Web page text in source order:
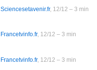
Sciencesetavenir.fr, 12/12 – 3 min
Francetvinfo.fr, 12/12 – 3 min
Francetvinfo.fr, 12/12 – 3 min